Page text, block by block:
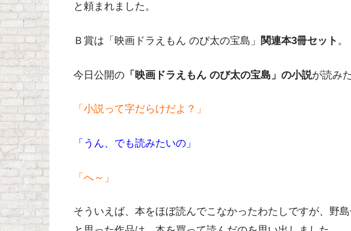
と頼まれました。
Ｂ賞は「映画ドラえもん のび太の宝島」 関連本3冊セット 。
今日公開の 「映画ドラえもん のび太の宝島」の小説が読み
「小説って字だらけだよ？」
「うん、でも読みたいの」
「へ～」
そういえば、本をほぼ読んでこなかったわたしですが、野